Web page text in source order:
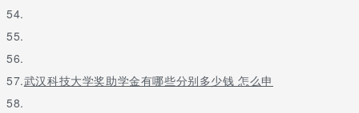
54.
55.
56.
57.武汉科技大学奖助学金有哪些分别多少钱 怎么申
58.